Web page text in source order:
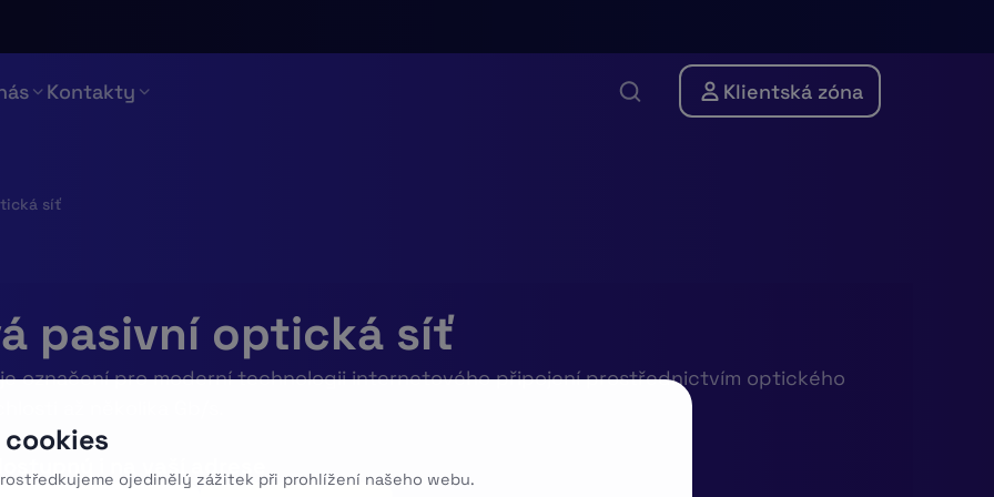
Kontakty Klientská zóna
síť
pasivní optická síť
je označení pro moderní technologii internetového připojení prostřednictvím optického
až několika Gb/s.
i na vaší adrese
ojedinělý zážitek při prohlížení našeho webu.